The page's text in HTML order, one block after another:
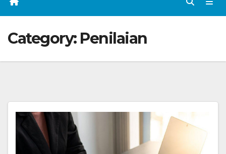
Category: Penilaian